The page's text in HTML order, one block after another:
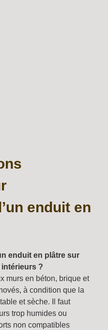
enduit en
enduit en plâtre sur
?
murs en béton, brique et
à condition que la
et sèche. Il faut
trop humides ou
non compatibles